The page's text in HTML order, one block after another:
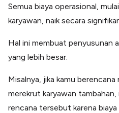
Semua biaya operasional,
karyawan, naik secara
Hal ini membuat penyusunan
yang lebih besar.
Misalnya, jika kamu
merekrut karyawan
rencana tersebut karena